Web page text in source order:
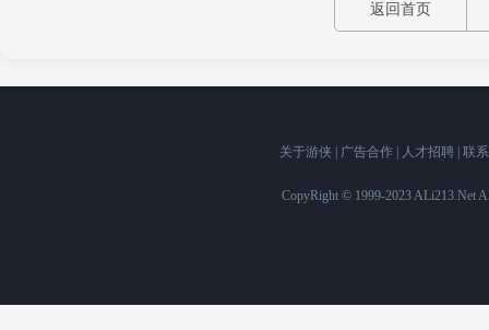
返回首页
关于游侠 广告合作 人才招聘 联
CopyRight © 1999-2023 ALi213.Net